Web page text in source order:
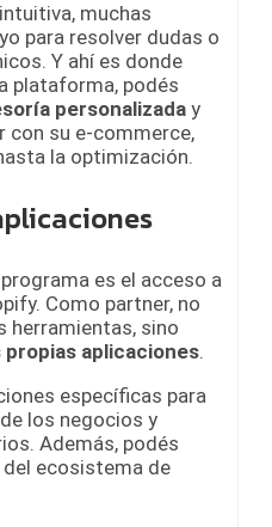
muchas
para resolver dudas o
Y ahí es donde
plataforma, podés
personalizada y
con su e-commerce,
la optimización.
es el acceso a
Como partner, no
herramientas, sino
aplicaciones.
específicas para
los negocios y
Además, podés
ecosistema de